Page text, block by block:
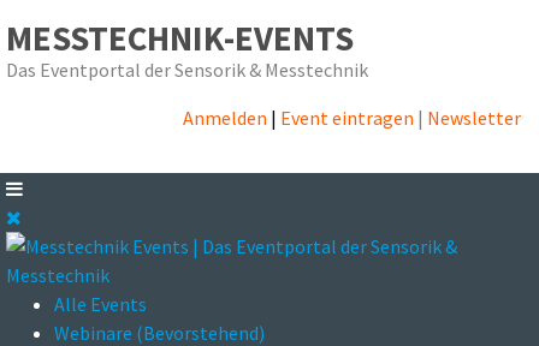
MESSTECHNIK-EVENTS
Das Eventportal der Sensorik & Messtechnik
Anmelden | Event eintragen | Newsletter
Alle Events
Webinare (Bevorstehend)